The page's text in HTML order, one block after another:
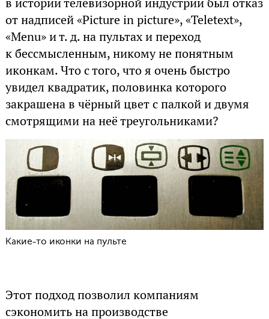
от надписей «Picture in picture», «Teletext»,
«Menu» и т. д. на пультах и переход
к бессмысленным, никому не понятным
иконкам. Что с того, что я очень быстро
увидел квадратик, половинка которого
закрашена в чёрный цвет с палкой и двумя
смотрящими на неё треугольниками?
Какие-то иконки на пульте
Этот подход позволил компаниям
сэкономить на производстве